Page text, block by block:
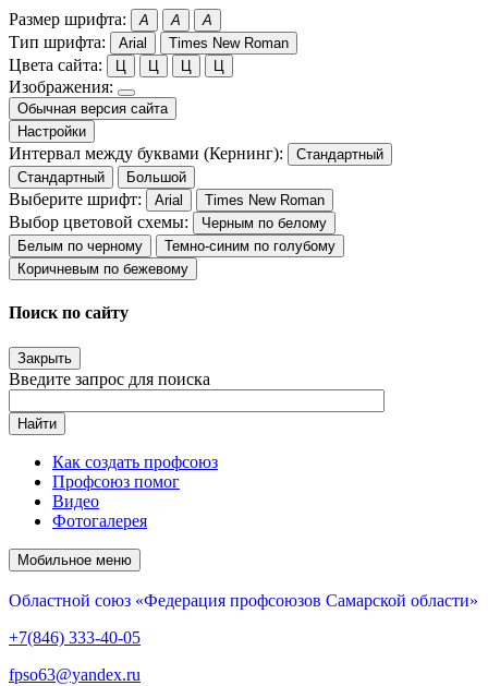
Размер шрифта: A A A
Тип шрифта: Arial Times New Roman
Цвета сайта: Ц Ц Ц Ц
Изображения:
Обычная версия сайта
Настройки
Интервал между буквами (Кернинг):
Стандартный
Стандартный
Большой
Выберите шрифт: Arial Times New Roman
Выбор цветовой схемы:
Черным по белому
Белым по черному
Темно-синим по голубому
Коричневым по бежевому
Поиск по сайту
Закрыть
Введите запрос для поиска
Найти
Как создать профсоюз
Профсоюз помог
Видео
Фотогалерея
Мобильное меню
Областной союз «Федерация профсоюзов Самарской области»
+7(846) 333-40-05
fpso63@yandex.ru